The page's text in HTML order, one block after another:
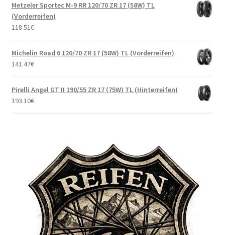
Metzeler Sportec M-9 RR 120/70 ZR 17 (58W) TL
(Vorderreifen)
118.51€
Michelin Road 6 120/70 ZR 17 (58W) TL (Vorderreifen)
141.47€
Pirelli Angel GT II 190/55 ZR 17 (75W) TL (Hinterreifen)
193.10€